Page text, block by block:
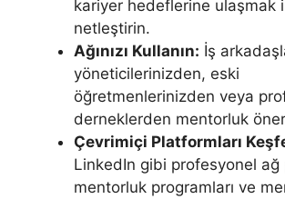
kariyer hedeflerine ulaşmak
netleştirin.
Ağınızı Kullanın: İş
yöneticilerinizden, eski
öğretmenlerinizden veya
derneklerden mentorluk
Çevrimiçi Platformları
LinkedIn gibi profesyonel ağ
mentorluk programları ve